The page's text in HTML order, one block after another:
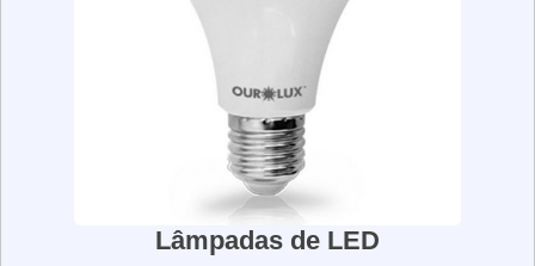
lâmpadas LED filamento com tranquilidade.
Lâmpadas de LED